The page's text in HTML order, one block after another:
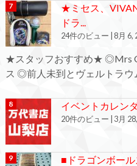
★ミセス、
ドラ...
24件のビュー 8月 6,
★スタッフおすすめ★ ◎Mrs
ス ◎前人未到とヴェルトラ
イベントカレン
20件のビュー 3月
■ドラゴンボー